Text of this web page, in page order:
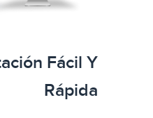
Fácil Y
Rápida